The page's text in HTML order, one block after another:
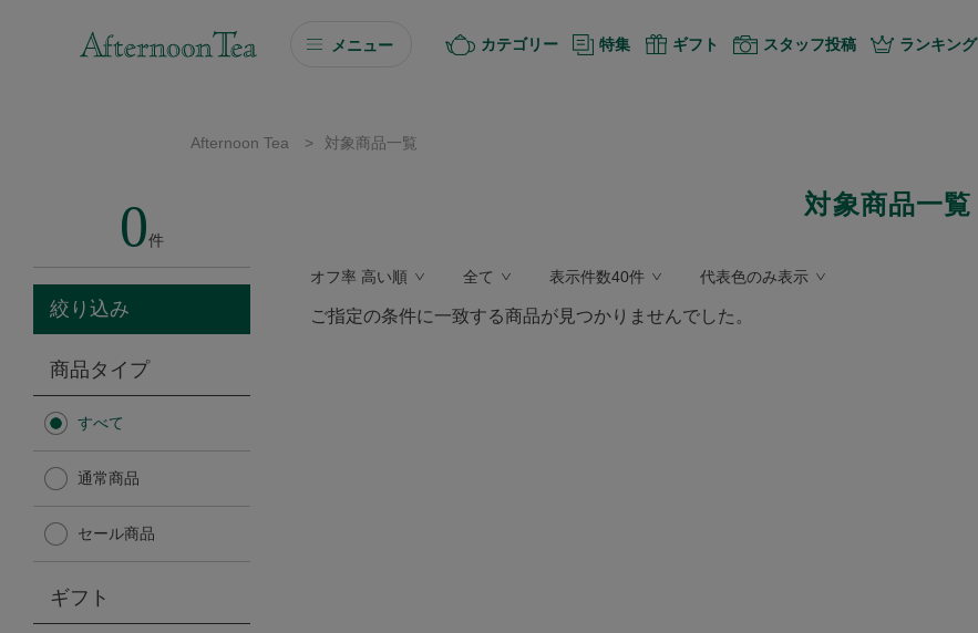
メニュー
ソーシャルギフト
カタログギフト
Afternoon Tea TEAROOM
Afternoon Tea TEAROOM
カテゴリー 特集 ギフト スタッフ投稿 ランキング
Afternoon Tea > 対象商品一覧
0件
絞り込み
商品タイプ
すべて
通常商品
セール商品
ギフト
対象商品一覧
オフ率 高い順 全て 表示件数40件 代表色のみ表示
ご指定の条件に一致する商品が見つかりませんでした。